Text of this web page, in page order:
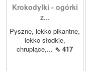
Krokodylki - ogórki
z...
Pyszne, lekko pikantne,
lekko słodkie,
chrupiące,... ⇖ 417